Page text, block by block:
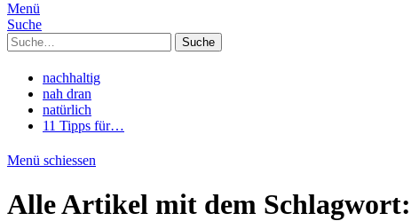
Menü
Suche
Suche
nachhaltig
nah dran
natürlich
11 Tipps für…
Menü schiessen
Alle Artikel mit dem Schlagwort: